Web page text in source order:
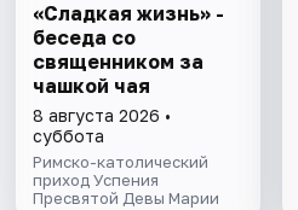
«Сладкая жизнь» -
беседа со
священником за
чашкой чая
8 августа 2026 •
суббота
Римско-католический
приход Успения
Пресвятой Девы Марии